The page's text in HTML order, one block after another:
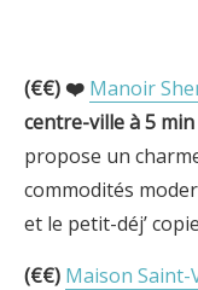
(€€) ❤️ Manoir
centre-villeà 5
propose un
commodités
et le petit-déj’
(€€) Maison Saint-